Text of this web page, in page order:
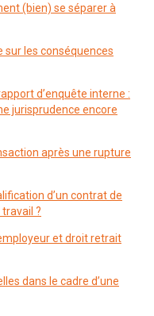
(bien) se séparer à
sur les conséquences
d’enquête interne :
jurisprudence encore
après une rupture
d’un contrat de
?
et droit retrait
dans le cadre d’une